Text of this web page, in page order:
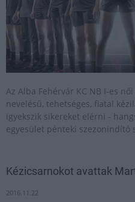
Az Alba Fehérvár KC NB I-es
nevelésű, tehetséges, fiatal
igyekszik sikereket elérni -
egyesület pénteki szezonindító
Kézicsarnokot avattak
2016.11.22